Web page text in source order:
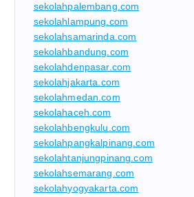
sekolahpalembang.com
sekolahlampung.com
sekolahsamarinda.com
sekolahbandung.com
sekolahdenpasar.com
sekolahjakarta.com
sekolahmedan.com
sekolahaceh.com
sekolahbengkulu.com
sekolahpangkalpinang.com
sekolahtanjungpinang.com
sekolahsemarang.com
sekolahyogyakarta.com